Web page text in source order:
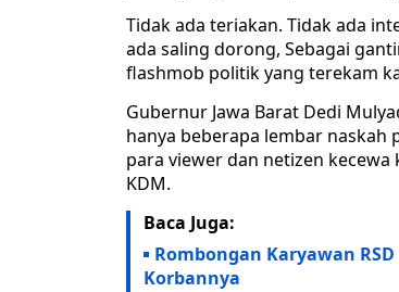
Tidak ada teriakan. Tidak ada
ada saling dorong, Sebagai
flashmob politik yang terekam
Gubernur Jawa Barat Dedi
hanya beberapa lembar
para viewer dan netizen
KDM.
Baca Juga:
Rombongan Karyawan
Korbannya